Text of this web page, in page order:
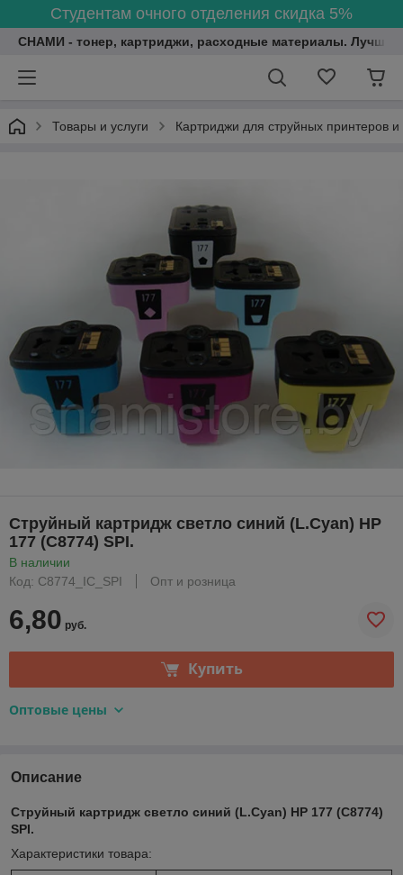
Студентам очного отделения скидка 5%
СНАМИ - тонер, картриджи, расходные материалы.
Товары и услуги Картриджи для струйных принтеров
Струйный картридж светло синий (L.Cyan) HP
177 (C8774) SPI.
В наличии
Код: C8774_IC_SPI
Опт и розница
6,80 руб.
Купить
Оптовые цены
Описание
Струйный картридж светло синий (L.Cyan) HP 177 (C8774)
SPI.​
Характеристики товара: